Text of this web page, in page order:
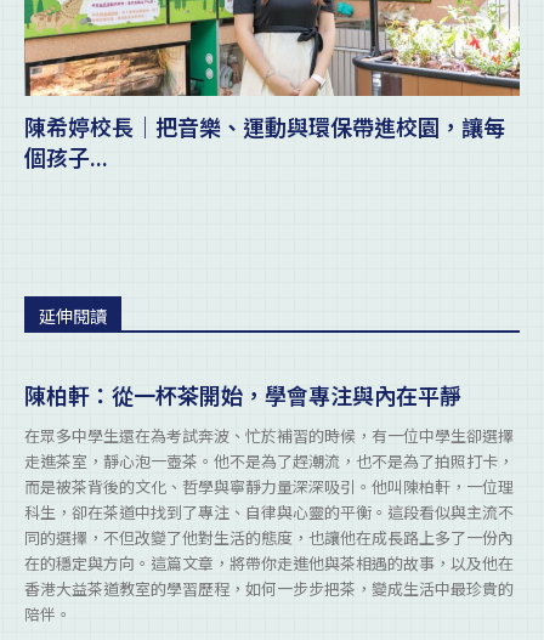
陳希婷校長｜把音樂、運動與環保帶進校園，讓每
個孩子...
延伸閱讀
陳柏軒：從一杯茶開始，學會專注與內在平靜
在眾多中學生還在為考試奔波、忙於補習的時候，有一位中學生卻選擇
走進茶室，靜心泡一壺茶。他不是為了趕潮流，也不是為了拍照打卡，
而是被茶背後的文化、哲學與寧靜力量深深吸引。他叫陳柏軒，一位理
科生，卻在茶道中找到了專注、自律與心靈的平衡。這段看似與主流不
同的選擇，不但改變了他對生活的態度，也讓他在成長路上多了一份內
在的穩定與方向。這篇文章，將帶你走進他與茶相遇的故事，以及他在
香港大益茶道教室的學習歷程，如何一步步把茶，變成生活中最珍貴的
陪伴。